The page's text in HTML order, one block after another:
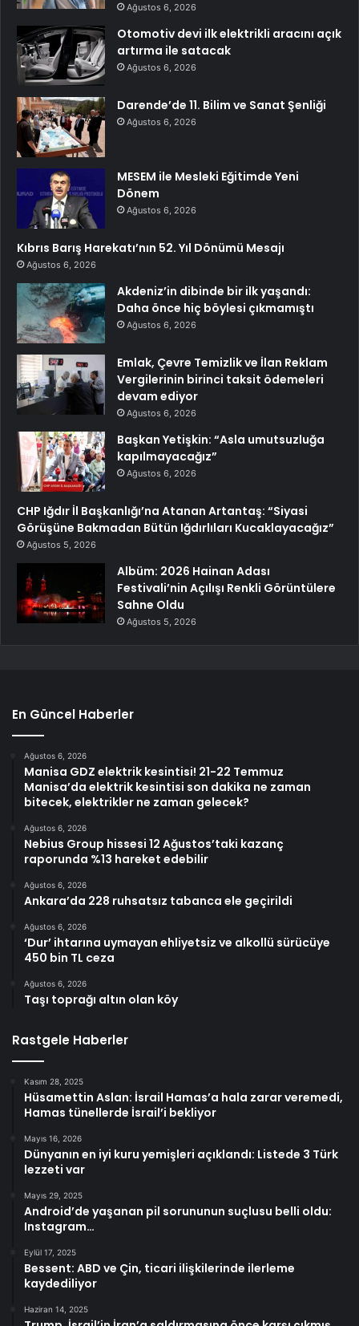
Ağustos 6, 2026
Otomotiv devi ilk elektrikli aracını açık
artırma ile satacak
Ağustos 6, 2026
Darende’de 11. Bilim ve Sanat Şenliği
Ağustos 6, 2026
MESEM ile Mesleki Eğitimde Yeni
Dönem
Ağustos 6, 2026
Kıbrıs Barış Harekatı’nın 52. Yıl Dönümü Mesajı
Ağustos 6, 2026
Akdeniz’in dibinde bir ilk yaşandı:
Daha önce hiç böylesi çıkmamıştı
Ağustos 6, 2026
Emlak, Çevre Temizlik ve İlan Reklam
Vergilerinin birinci taksit ödemeleri
devam ediyor
Ağustos 6, 2026
Başkan Yetişkin: “Asla umutsuzluğa
kapılmayacağız”
Ağustos 6, 2026
CHP Iğdır İl Başkanlığı’na Atanan Artantaş: “Siyasi
Görüşüne Bakmadan Bütün Iğdırlıları Kucaklayacağız”
Ağustos 5, 2026
Albüm: 2026 Hainan Adası
Festivali’nin Açılışı Renkli Görüntülere
Sahne Oldu
Ağustos 5, 2026
En Güncel Haberler
Ağustos 6, 2026
Manisa GDZ elektrik kesintisi! 21-22 Temmuz
Manisa’da elektrik kesintisi son dakika ne zaman
bitecek, elektrikler ne zaman gelecek?
Ağustos 6, 2026
Nebius Group hissesi 12 Ağustos’taki kazanç
raporunda %13 hareket edebilir
Ağustos 6, 2026
Ankara’da 228 ruhsatsız tabanca ele geçirildi
Ağustos 6, 2026
‘Dur’ ihtarına uymayan ehliyetsiz ve alkollü sürücüye
450 bin TL ceza
Ağustos 6, 2026
Taşı toprağı altın olan köy
Rastgele Haberler
Kasım 28, 2025
Hüsamettin Aslan: İsrail Hamas’a hala zarar veremedi,
Hamas tünellerde İsrail’i bekliyor
Mayıs 16, 2026
Dünyanın en iyi kuru yemişleri açıklandı: Listede 3 Türk
lezzeti var
Mayıs 29, 2025
Android’de yaşanan pil sorununun suçlusu belli oldu:
Instagram…
Eylül 17, 2025
Bessent: ABD ve Çin, ticari ilişkilerinde ilerleme
kaydediliyor
Haziran 14, 2025